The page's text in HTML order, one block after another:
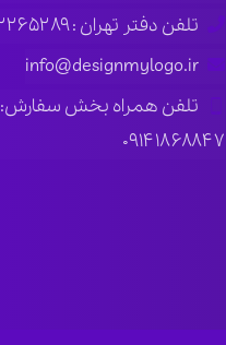
تلفن دفتر تهران : ۰۹۱۲۲۲۶۵۲۸۹
info@designmylogo.ir
تلفن همراه بخش سفارش:
۰۹۱۴۱۸۶۸۸۴۷